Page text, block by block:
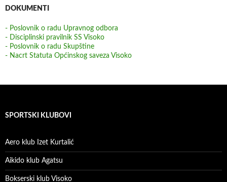
DOKUMENTI
- Poslovnik o radu Upravnog odbora
- Disciplinski pravilnik SS Visoko
- Poslovnik o radu Skupštine
- Nacrt Statuta Općinskog saveza Visoko
SPORTSKI KLUBOVI
Aero klub Izet Kurtalić
Aikido klub Agatsu
Bokserski klub Visoko